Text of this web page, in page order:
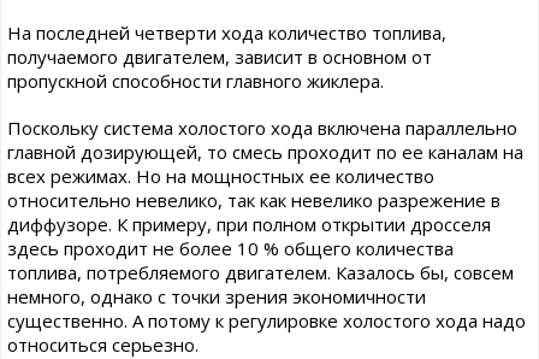
На последней четверти хода количество топлива,
получаемого двигателем, зависит в основном от
пропускной способности главного жиклера.
Поскольку система холостого хода включена параллельно
главной дозирующей, то смесь проходит по ее каналам на
всех режимах. Но на мощностных ее количество
относительно невелико, так как невелико разрежение в
диффузоре. К примеру, при полном открытии дросселя
здесь проходит не более 10 % общего количества
топлива, потребляемого двигателем. Казалось бы, совсем
немного, однако с точки зрения экономичности
существенно. А потому к регулировке холостого хода надо
относиться серьезно.